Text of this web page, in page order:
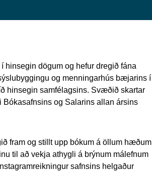
hinsegin dögum og hefur dregið fána
og menningarhús bæjarins í
hinsegin samfélagsins. Svæðið skartar
og Salarins allan ársins
fram og stillt upp bókum á öllum hæðum
til að vekja athygli á brýnum málefnum
safnsins helgaður